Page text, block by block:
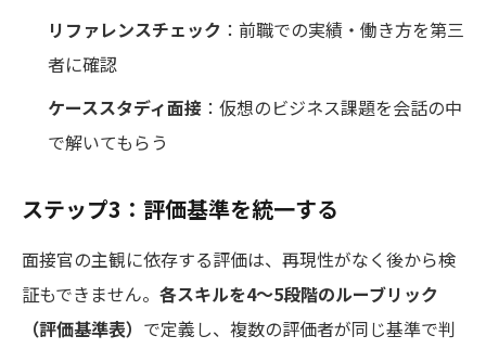
リファレンスチェック ：前職での実績・働き方を第三
者に確認
ケーススタディ面接 ：仮想のビジネス課題を会話の中
で解いてもらう
ステップ3：評価基準を統一する
面接官の主観に依存する評価は、再現性がなく後から検
証もできません。 各スキルを4〜5段階のルーブリック
（評価基準表） で定義し、複数の評価者が同じ基準で判